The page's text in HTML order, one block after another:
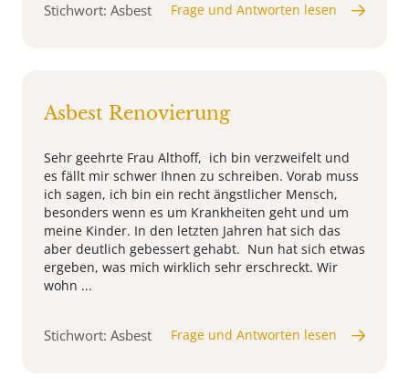
Stichwort: Asbest Frage und Antworten lesen
Asbest Renovierung
Sehr geehrte Frau Althoff, ich bin verzweifelt und
es fällt mir schwer Ihnen zu schreiben. Vorab muss
ich sagen, ich bin ein recht ängstlicher Mensch,
besonders wenn es um Krankheiten geht und um
meine Kinder. In den letzten Jahren hat sich das
aber deutlich gebessert gehabt. Nun hat sich etwas
ergeben, was mich wirklich sehr erschreckt. Wir
wohn ...
Stichwort: Asbest Frage und Antworten lesen